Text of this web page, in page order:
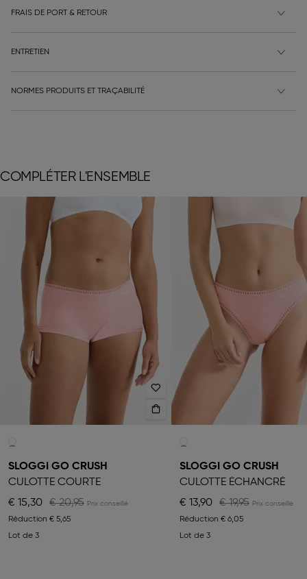
FRAIS DE PORT & RETOUR
ENTRETIEN
NORMES PRODUITS ET TRAÇABILITÉ
COMPLÉTER L'ENSEMBLE
SLOGGI GO CRUSH
CULOTTE COURTE
€ 15,30
€ 20,95
Réduction € 5,65
Lot de 3
SLOGGI GO CRUSH
CULOTTE ÉCHANCRÉ
€ 13,90
€ 19,95
Réduction € 6,05
Lot de 3